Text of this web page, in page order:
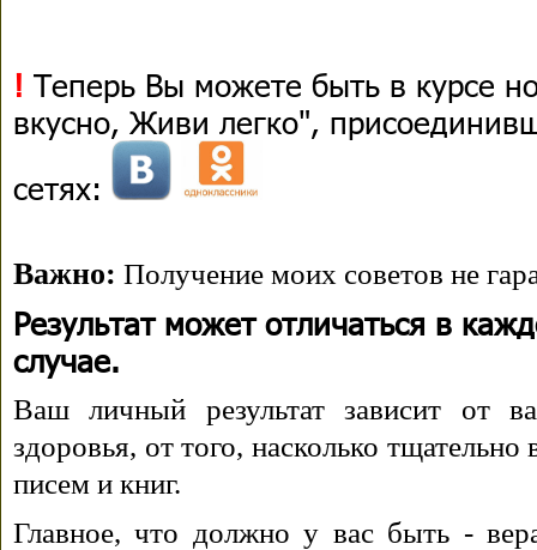
! Теперь Вы можете быть в курсе
вкусно, Живи легко",
сетях:
Важно: Получение моих советов не
Результат может отличаться в
случае.
Ваш личный результат зависит от
здоровья, от того, насколько
писем и книг.
Главное, что должно у вас быть -